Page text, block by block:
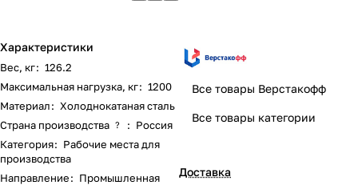
Характеристики
Вес, кг: 126.2
Максимальная нагрузка, кг: 1200
Материал: Холоднокатаная сталь
Страна производства ? : Россия
Категория: Рабочие места для
производства
Направление: Промышленная
Все товары Верстакофф
Все товары категории
Доставка